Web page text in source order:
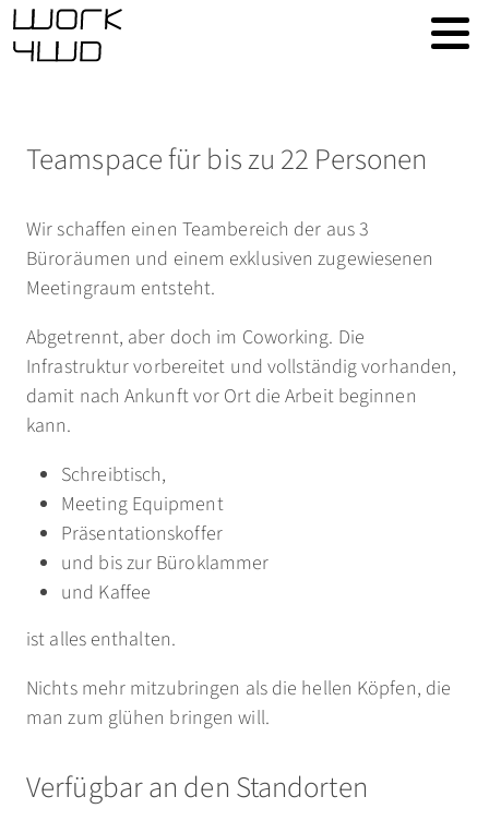
Teamspace für bis zu 22 Personen
Wir schaffen einen Teambereich der aus 3
Büroräumen und einem exklusiven zugewiesenen
Meetingraum entsteht.
Abgetrennt, aber doch im Coworking. Die
Infrastruktur vorbereitet und vollständig vorhanden,
damit nach Ankunft vor Ort die Arbeit beginnen
kann.
Schreibtisch,
Meeting Equipment
Präsentationskoffer
und bis zur Büroklammer
und Kaffee
ist alles enthalten.
Nichts mehr mitzubringen als die hellen Köpfen, die
man zum glühen bringen will.
Verfügbar an den Standorten